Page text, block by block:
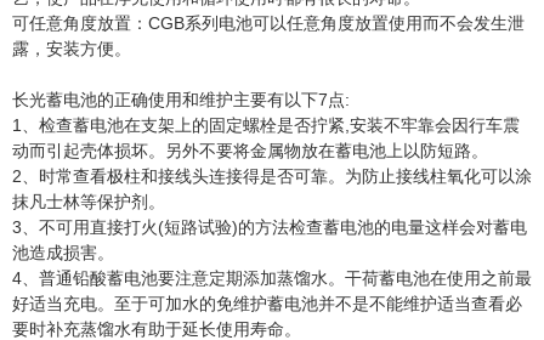
可任意角度放置：CGB系列电池可以任意角度放置使用而不会发生泄
露，安装方便。
长光蓄电池的正确使用和维护主要有以下7点:
1、检查蓄电池在支架上的固定螺栓是否拧紧,安装不牢靠会因行车震
动而引起壳体损坏。另外不要将金属物放在蓄电池上以防短路。
2、时常查看极柱和接线头连接得是否可靠。为防止接线柱氧化可以涂
抹凡士林等保护剂。
3、不可用直接打火(短路试验)的方法检查蓄电池的电量这样会对蓄电
池造成损害。
4、普通铅酸蓄电池要注意定期添加蒸馏水。干荷蓄电池在使用之前最
好适当充电。至于可加水的免维护蓄电池并不是不能维护适当查看必
要时补充蒸馏水有助于延长使用寿命。